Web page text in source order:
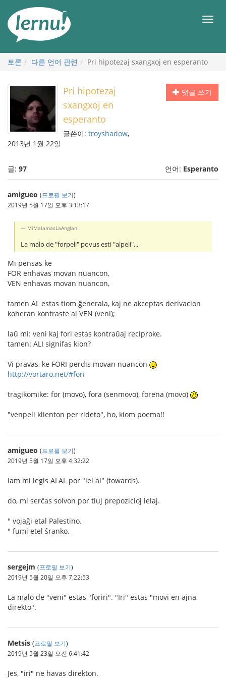
메
토론 다른 언어 관련 Pri hipotezaj sxangxoj en esperanto
댓글 쓰기
Pri hipotezaj
sxangxoj en
esperanto
글쓴이: troyshadow,
2013년 1월 22일
글: 97 언어: Esperanto
amigueo (프로필 보기)
2019년 5월 17일 오후 3:13:17
MiMalamasLaAnglan:
La malo de "forpeli" povus esti "alpeli"...
Mi pensas ke
FOR enhavas movan nuancon,
VEN enhavas movan nuancon,
tamen AL estas tiom ĝenerala, kaj ne akceptas derivacion
koheran kontraste al VEN (veni);
laŭ mi: veni kaj fori estas kontraŭaj reciproke.
tamen: ALI signifas kion?
Vi pravas, ke FORI perdis movan nuancon
http://vortaro.net/#fori
tragikomike: for (movo), fora (senmovo), forena (movo)
"venpeli klienton per rideto", ho, kiom poema!!
amigueo (프로필 보기)
2019년 5월 17일 오후 4:32:22
iam mi legis ALAL por "iel al" (towards).
do, mi serĉas solvon por tiuj prepozicioj ielaj.
" vojaĝi etal Palestino.
" fumi etel ŝranko.
sergejm (프로필 보기)
2019년 5월 20일 오후 7:22:53
La malo de "veni" estas "foriri". "Iri" estas "movi en ajna
direkto".
Metsis (프로필 보기)
2019년 5월 23일 오전 6:41:42
Jes, "iri" ne havas direkton.